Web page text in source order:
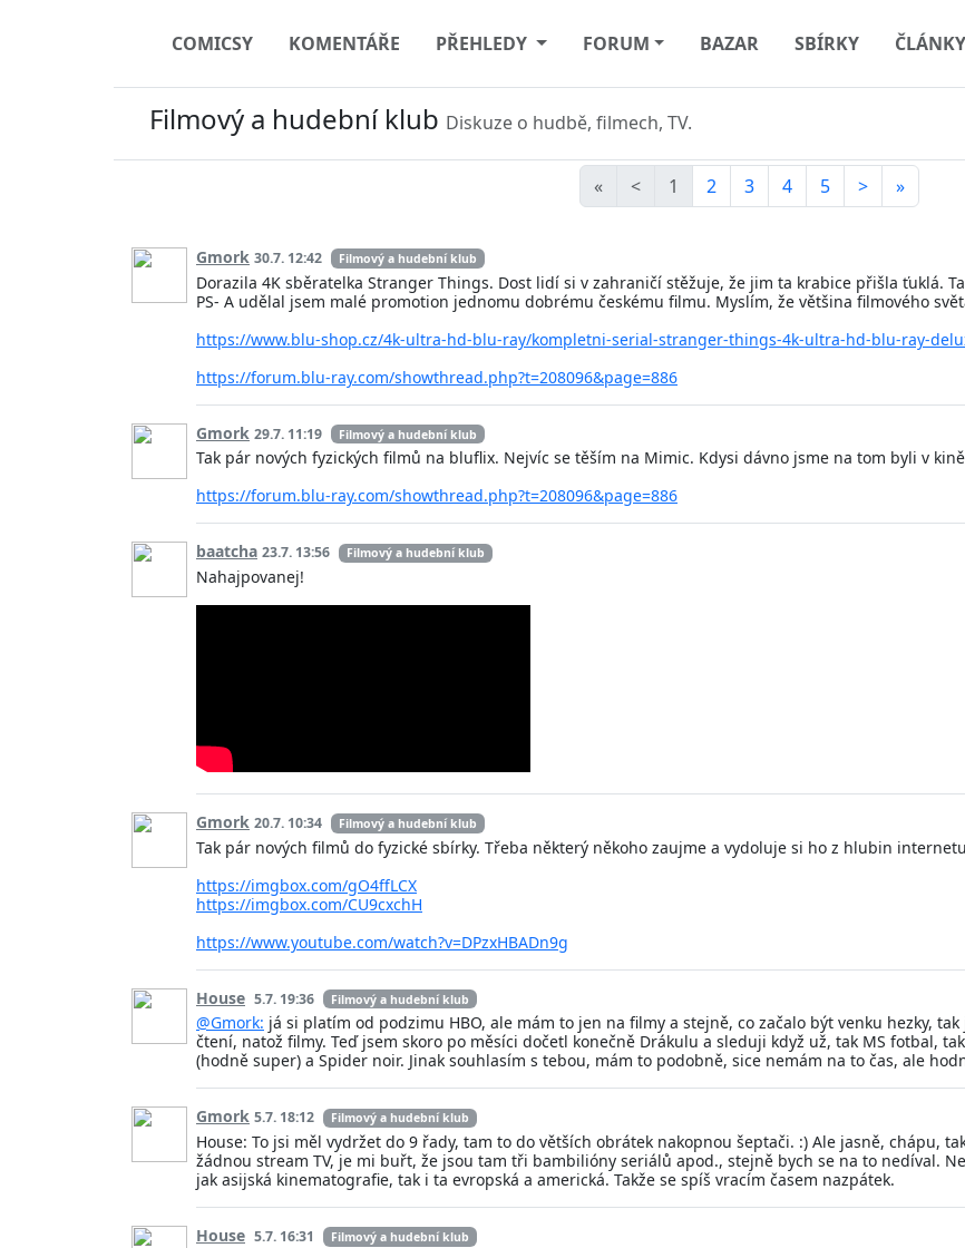
COMICSY KOMENTÁŘE PŘEHLEDY FORUM BAZAR SBÍRKY ČLÁNKY
Filmový a hudební klub Diskuze o hudbě, filmech, TV.
« < 1 2 3 4 5 > »
Gmork 30.7. 12:42 Filmový a hudební klub
Dorazila 4K sběratelka Stranger Things. Dost lidí si v zahraničí stěžuje, že jim ta krabice přišla ťuklá.
PS- A udělal jsem malé promotion jednomu dobrému českému filmu. Myslím, že většina filmového
https://www.blu-shop.cz/4k-ultra-hd-blu-ray/kompletni-serial-stranger-things-4k-ultra-hd-blu-ray-
https://forum.blu-ray.com/showthread.php?t=208096&page=886
Gmork 29.7. 11:19 Filmový a hudební klub
Tak pár nových fyzických filmů na bluflix. Nejvíc se těším na Mimic. Kdysi dávno jsme na tom byli v
https://forum.blu-ray.com/showthread.php?t=208096&page=886
baatcha 23.7. 13:56 Filmový a hudební klub
Nahajpovanej!
Gmork 20.7. 10:34 Filmový a hudební klub
Tak pár nových filmů do fyzické sbírky. Třeba některý někoho zaujme a vydoluje si ho z hlubin
https://imgbox.com/gO4ffLCX
https://imgbox.com/CU9cxchH
https://www.youtube.com/watch?v=DPzxHBADn9g
House 5.7. 19:36 Filmový a hudební klub
@Gmork: já si platím od podzimu HBO, ale mám to jen na filmy a stejně, co začalo být venku hezky,
čtení, natož filmy. Teď jsem skoro po měsíci dočetl konečně Drákulu a sleduji když už, tak MS fotbal,
(hodně super) a Spider noir. Jinak souhlasím s tebou, mám to podobně, sice nemám na to čas, ale
Gmork 5.7. 18:12 Filmový a hudební klub
House: To jsi měl vydržet do 9 řady, tam to do větších obrátek nakopnou šeptači. :) Ale jasně, chápu,
žádnou stream TV, je mi buřt, že jsou tam tři bambilióny seriálů apod., stejně bych se na to nedíval.
jak asijská kinematografie, tak i ta evropská a americká. Takže se spíš vracím časem nazpátek.
House 5.7. 16:31 Filmový a hudební klub